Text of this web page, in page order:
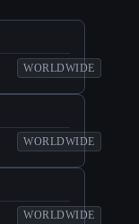
WORLDWIDE
WORLDWIDE
WORLDWIDE